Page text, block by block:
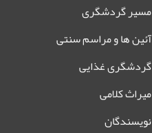
مسیر گردشگری
آئین ها و مراسم سنتی
گردشگری غذایی
میراث کلامی
نویسندگان